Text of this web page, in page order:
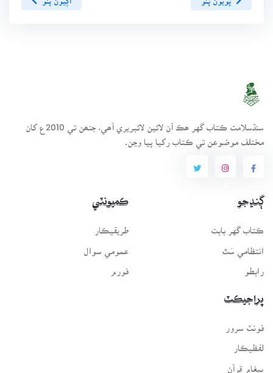
سنڌسلامت ڪتاب گهر ھڪ آن لائين لائبريري آھي، جنھن تي 2010ع کان
مختلف موضوعن تي ڪتاب رکيا پيا وڃن.
ڳنڍجو
ڪتاب گهر بابت
انتظامي سَٿ
رابطو
ڪميونٽي
طريقيڪار
عمومي سوال
فورم
پراجيڪٽ
لفظيڪار
پيغامِ قرآن